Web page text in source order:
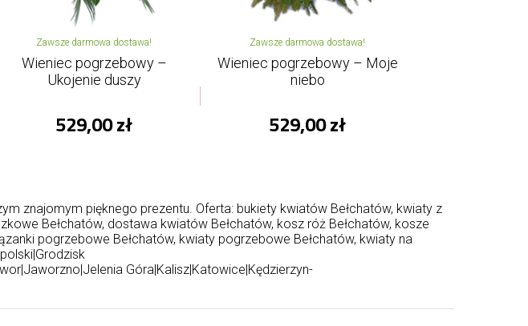
Zawsze darmowa dostawa!
Wieniec pogrzebowy –
Ukojenie duszy
529,00 zł
Zawsze darmowa dostawa!
Wieniec pogrzebowy – Moje
niebo
529,00 zł
znajomym pięknego prezentu. Oferta: bukiety kwiatów Bełchatów, kwiaty z
Bełchatów, dostawa kwiatów Bełchatów, kosz róż Bełchatów, kosze
pogrzebowe Bełchatów, kwiaty pogrzebowe Bełchatów, kwiaty na
|Grodzisk
|Jaworzno|Jelenia Góra|Kalisz|Katowice|Kędzierzyn-